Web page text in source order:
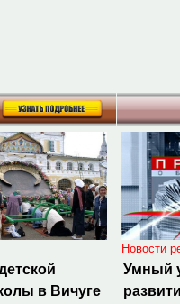
в Вичуге
Новости
Умный